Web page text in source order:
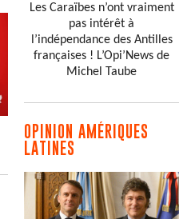
Les Caraïbes n’ont vraiment
pas intérêt à
l’indépendance des Antilles
françaises ! L’Opi’News de
Michel Taube
OPINION AMÉRIQUES
LATINES